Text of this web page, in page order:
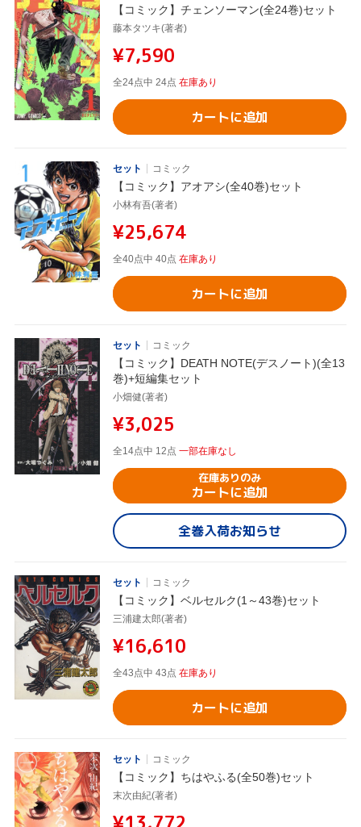
【コミック】チェンソーマン(全24巻)セット
藤本タツキ(著者)
¥7,590
全24点中 24点 在庫あり
カートに追加
セット コミック
【コミック】アオアシ(全40巻)セット
小林有吾(著者)
¥25,674
全40点中 40点 在庫あり
カートに追加
セット コミック
【コミック】DEATH NOTE(デスノート)(全13
巻)+短編集セット
小畑健(著者)
¥3,025
全14点中 12点 一部在庫なし
在庫ありのみ
カートに追加
全巻入荷お知らせ
セット コミック
【コミック】ベルセルク(1～43巻)セット
三浦建太郎(著者)
¥16,610
全43点中 43点 在庫あり
カートに追加
セット コミック
【コミック】ちはやふる(全50巻)セット
末次由紀(著者)